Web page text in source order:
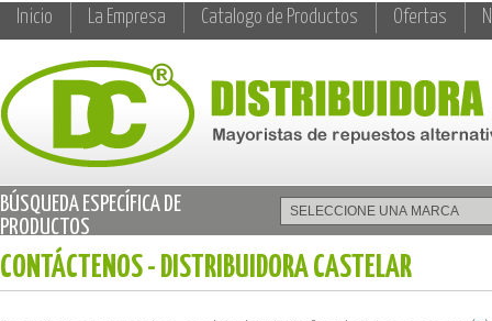
Inicio La Empresa Catalogo de Productos Ofertas
BÚSQUEDA ESPECÍFICA DE
PRODUCTOS
CONTÁCTENOS - DISTRIBUIDORA CASTELAR